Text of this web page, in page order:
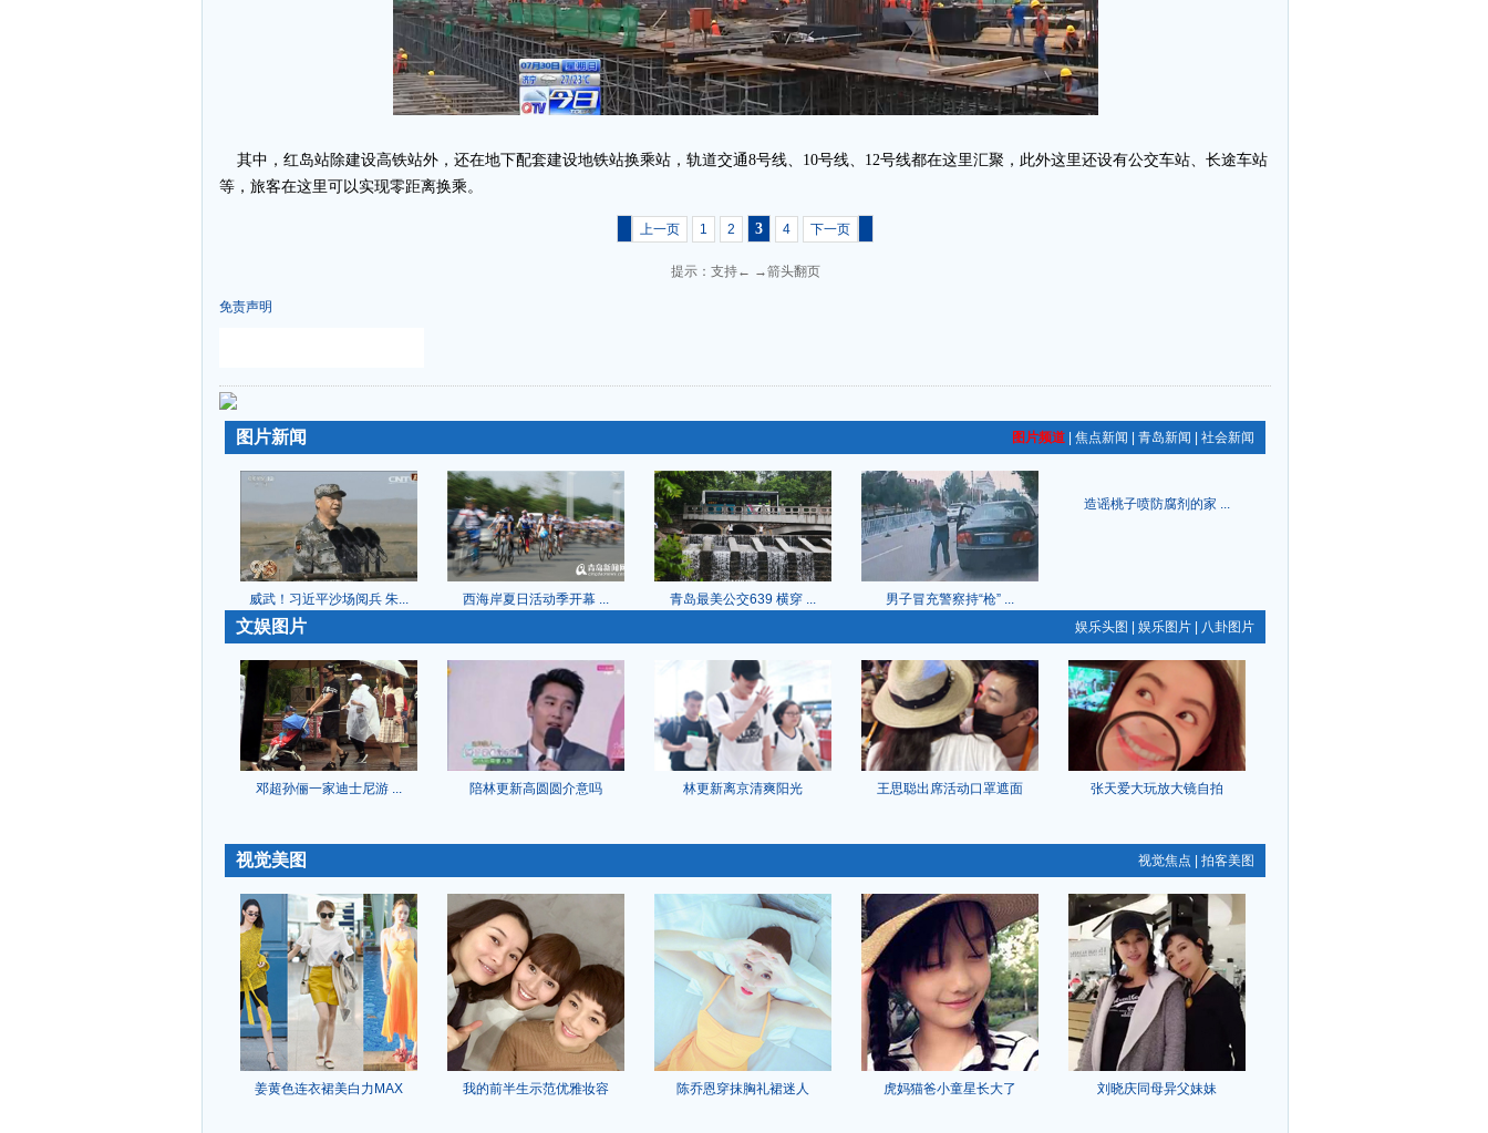
其中，红岛站除建设高铁站外，还在地下配套建设地铁站换乘站，轨道交通8号线、10号线、12号线都在这里汇聚，此外这里还设有公交车站、长途车站
等，旅客在这里可以实现零距离换乘。
上一页 1 2 3 4 下一页
提示：支持← →箭头翻页
免责声明
-
-
图片频道 焦点新闻 青岛新闻 社会新闻
图片新闻
威武！习近平沙场阅兵 朱... 西海岸夏日活动季开幕 ... 青岛最美公交639 横穿 ... 男子冒充警察持“枪” ...
造谣桃子喷防腐剂的家 ...
娱乐头图 娱乐图片 八卦图片
文娱图片
邓超孙俪一家迪士尼游 ... 陪林更新高圆圆介意吗 林更新离京清爽阳光 王思聪出席活动口罩遮面 张天爱大玩放大镜自拍
视觉焦点 拍客美图
视觉美图
姜黄色连衣裙美白力MAX 我的前半生示范优雅妆容 陈乔恩穿抹胸礼裙迷人 虎妈猫爸小童星长大了
刘晓庆同母异父妹妹